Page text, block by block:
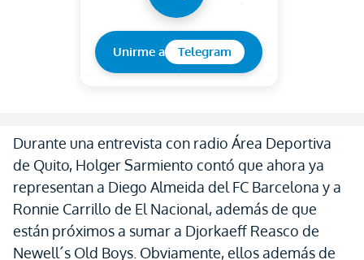
Unirme a Telegram
Durante una entrevista con radio Área Deportiva
de Quito, Holger Sarmiento contó que ahora ya
representan a Diego Almeida del FC Barcelona y a
Ronnie Carrillo de El Nacional, además de que
están próximos a sumar a Djorkaeff Reasco de
Newell´s Old Boys. Obviamente, ellos además de